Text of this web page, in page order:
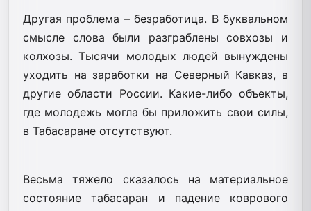
Другая проблема – безработица. В буквальном
смысле слова были разграблены совхозы и
колхозы. Тысячи молодых людей вынуждены
уходить на заработки на Северный Кавказ, в
другие области России. Какие-либо объекты,
где молодежь могла бы приложить свои силы,
в Табасаране отсутствуют.
Весьма тяжело сказалось на материальное
состояние табасаран и падение коврового